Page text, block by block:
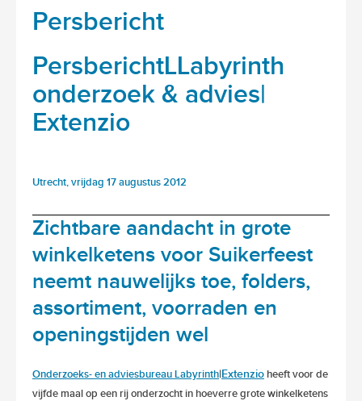
Persbericht
PersberichtLLabyrinth
onderzoek & advies|
Extenzio
Utrecht, vrijdag 17 augustus 2012
Zichtbare aandacht in grote
winkelketens voor Suikerfeest
neemt nauwelijks toe, folders,
assortiment, voorraden en
openingstijden wel
Onderzoeks- en adviesbureau Labyrinth|Extenzio heeft voor de
vijfde maal op een rij onderzocht in hoeverre grote winkelketens